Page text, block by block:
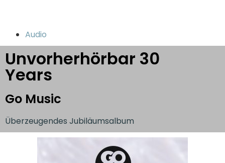
Audio
Unvorherhörbar 30
Years
Go Music
Überzeugendes Jubiläumsalbum